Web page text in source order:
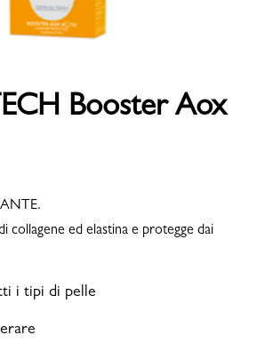
Booster Aox
collagene ed elastina e protegge dai
i tipi di pelle